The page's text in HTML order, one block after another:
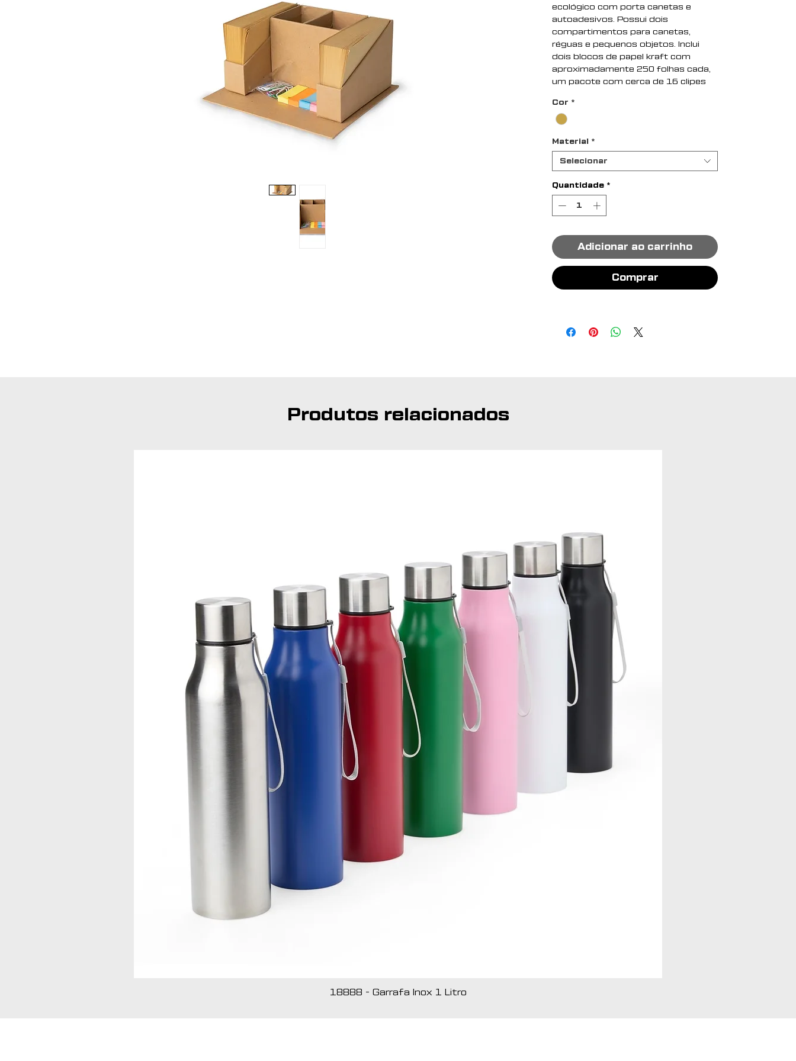
ecológico com porta canetas e
autoadesivos. Possui dois
compartimentos para canetas,
réguas e pequenos objetos. Inclui
dois blocos de papel kraft com
aproximadamente 250 folhas cada,
um pacote com cerca de 16 clipes
marcadores de páginas coloridos,
cada um com aproximadamente 60
Altura : 9,5 cm
Largura : 19,4 cm
Profundidade : 16,7 cm
Medidas aproximadas para
gravação (CxL): 3,5 cm x 11 cm
Peso aproximado (g): 645
Cor *
Material *
Selecionar
Quantidade *
Adicionar ao carrinho
Comprar
Produtos relacionados
18888 - Garrafa Inox 1 Litro